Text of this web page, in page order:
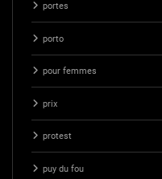
portes
porto
pour femmes
prix
protest
puy du fou